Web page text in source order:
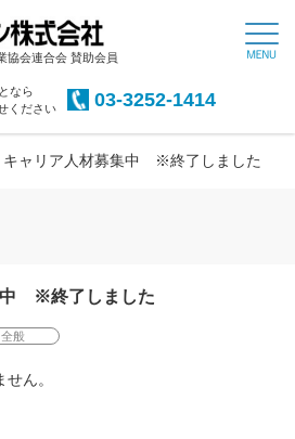
協会連合会 賛助会員
なら
ください
03-3252-1414
キャリア人材募集中 ※終了しました
中 ※終了しました
全般
ん。